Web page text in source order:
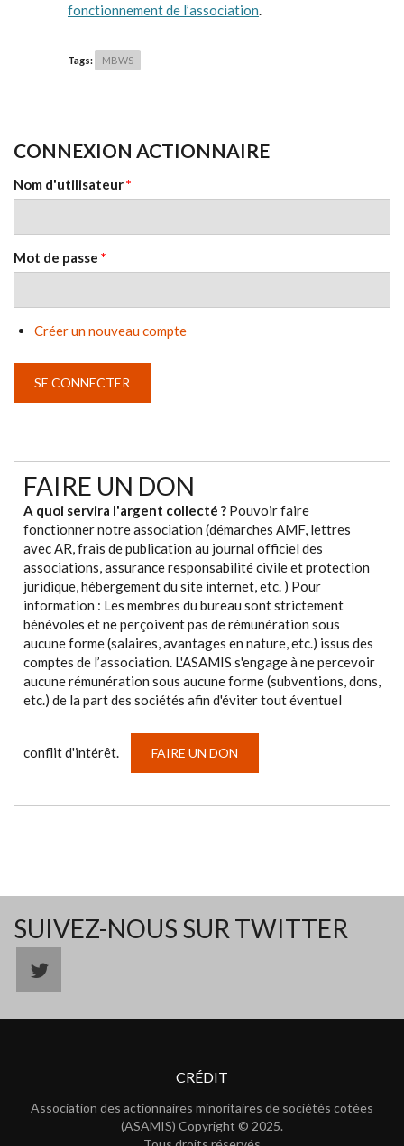
fonctionnement de l’association.
Tags: MBWS
CONNEXION ACTIONNAIRE
Nom d'utilisateur*
Mot de passe *
Créer un nouveau compte
FAIRE UN DON
A quoi servira l'argent collecté ? Pouvoir faire
fonctionner notre association (démarches AMF, lettres
avec AR, frais de publication au journal officiel des
associations, assurance responsabilité civile et protection
juridique, hébergement du site internet, etc. ) Pour
information : Les membres du bureau sont strictement
bénévoles et ne perçoivent pas de rémunération sous
aucune forme (salaires, avantages en nature, etc.) issus des
comptes de l’association. L'ASAMIS s'engage à ne percevoir
aucune rémunération sous aucune forme (subventions, dons,
etc.) de la part des sociétés afin d'éviter tout éventuel
conflit d'intérêt. FAIRE UN DON
SUIVEZ-NOUS SUR TWITTER
CRÉDIT
Association des actionnaires minoritaires de sociétés cotées
(ASAMIS) Copyright © 2025.